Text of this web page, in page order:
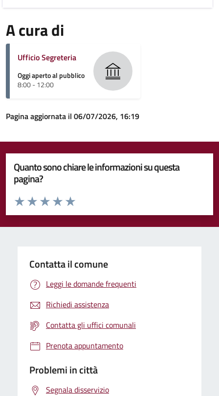
A cura di
Ufficio Segreteria
Oggi aperto al pubblico
8:00 - 12:00
Pagina aggiornata il 06/07/2026, 16:19
Quanto sono chiare le informazioni su questa
pagina?
Valuta da 1 a 5 stelle la pagina
Valuta 5 stelle su 5
Valuta 4 stelle su 5
Valuta 3 stelle su 5
Valuta 2 stelle su 5
Valuta 1 stelle su 5
Contatta il comune
Leggi le domande frequenti
Richiedi assistenza
Contatta gli uffici comunali
Prenota appuntamento
Problemi in città
Segnala disservizio